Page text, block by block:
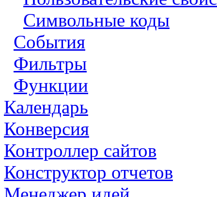
Символьные коды
События
Фильтры
Функции
Календарь
Конверсия
Контроллер сайтов
Конструктор отчетов